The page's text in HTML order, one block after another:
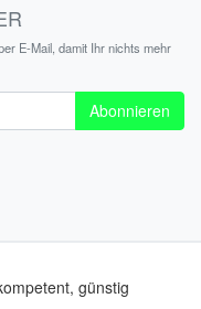
E-Mail, damit Ihr nichts mehr
Abonnieren
günstig